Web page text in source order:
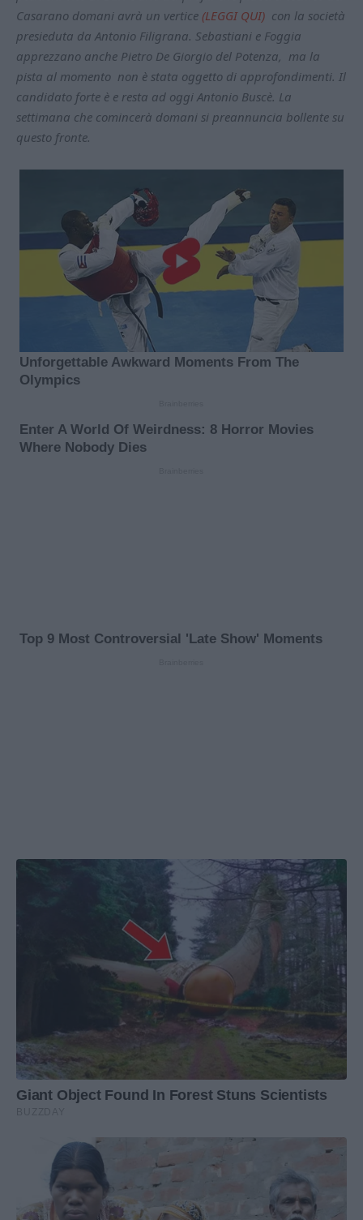
Casarano domani avrà un vertice (LEGGI QUI) con la società
presieduta da Antonio Filigrana. Sebastiani e Foggia
apprezzano anche Pietro De Giorgio del Potenza, ma la
pista al momento non è stata oggetto di approfondimenti. Il
candidato forte è e resta ad oggi Antonio Buscè. La
settimana che comincerà domani si preannuncia bollente su
questo fronte.